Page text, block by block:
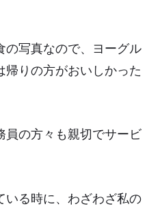
の写真なので、ヨーグル
帰りの方がおいしかった
員の方々も親切でサービ
いる時に、わざわざ私の